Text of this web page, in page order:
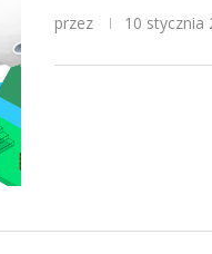
przez 10 stycznia